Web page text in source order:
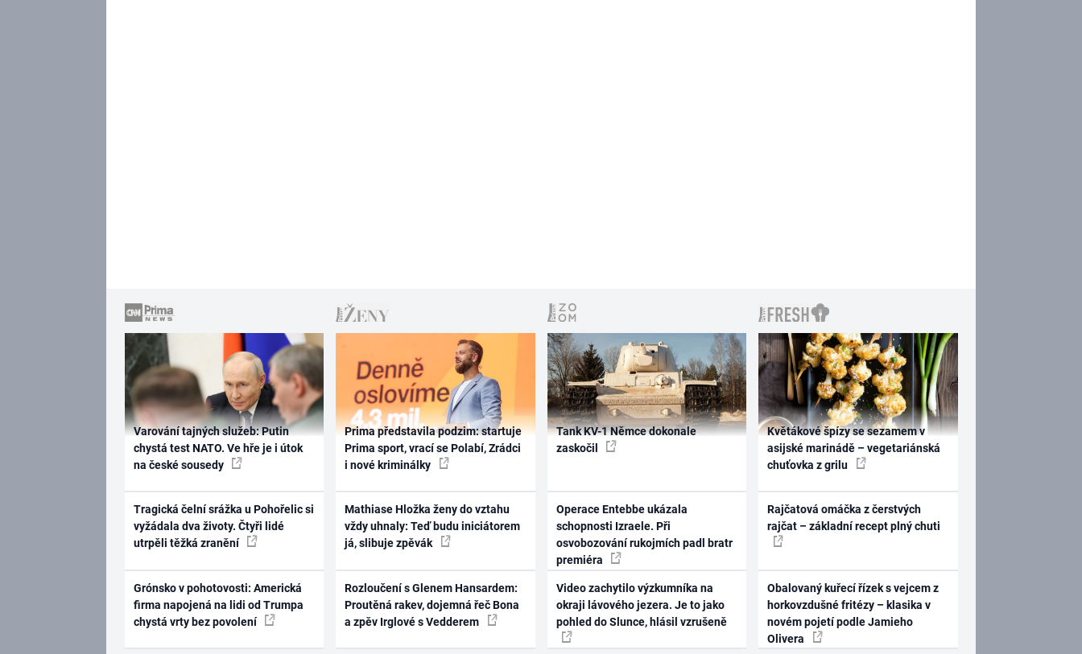
Varování tajných služeb: Putin
chystá test NATO. Ve hře je i útok
na české sousedy
Tragická čelní srážka u Pohořelic si
vyžádala dva životy. Čtyři lidé
utrpěli těžká zranění
Grónsko v pohotovosti: Americká
firma napojená na lidi od Trumpa
chystá vrty bez povolení
Prima představila podzim: startuje
Prima sport, vrací se Polabí, Zrádci
i nové kriminálky
Mathiase Hložka ženy do vztahu
vždy uhnaly: Teď budu iniciátorem
já, slibuje zpěvák
Rozloučení s Glenem Hansardem:
Proutěná rakev, dojemná řeč Bona
a zpěv Irglové s Vedderem
Tank KV-1 Němce dokonale
zaskočil
Operace Entebbe ukázala
schopnosti Izraele. Při
osvobozování rukojmích padl bratr
premiéra
Video zachytilo výzkumníka na
okraji lávového jezera. Je to jako
pohled do Slunce, hlásil vzrušeně
Květákové špízy se sezamem v
asijské marinádě – vegetariánská
chuťovka z grilu
Rajčatová omáčka z čerstvých
rajčat – základní recept plný chuti
Obalovaný kuřecí řízek s vejcem z
horkovzdušné fritézy – klasika v
novém pojetí podle Jamieho
Olivera